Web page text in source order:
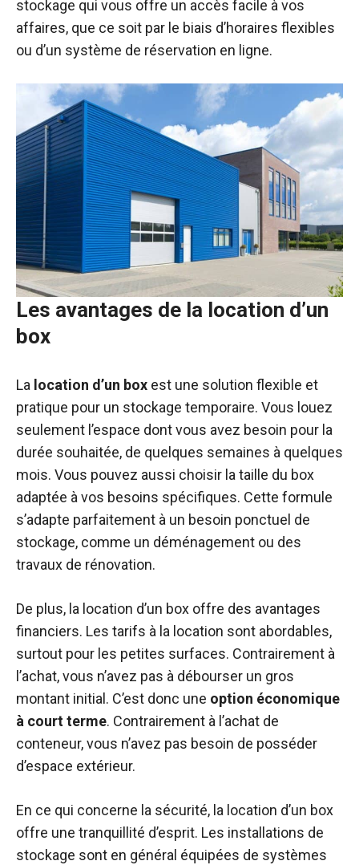
stockage qui vous offre un accès facile à vos
affaires, que ce soit par le biais d’horaires flexibles
ou d’un système de réservation en ligne.
Les avantages de la location d’un
box
La location d’un box est une solution flexible et
pratique pour un stockage temporaire. Vous louez
seulement l’espace dont vous avez besoin pour la
durée souhaitée, de quelques semaines à quelques
mois. Vous pouvez aussi choisir la taille du box
adaptée à vos besoins spécifiques. Cette formule
s’adapte parfaitement à un besoin ponctuel de
stockage, comme un déménagement ou des
travaux de rénovation.
De plus, la location d’un box offre des avantages
financiers. Les tarifs à la location sont abordables,
surtout pour les petites surfaces. Contrairement à
l’achat, vous n’avez pas à débourser un gros
montant initial. C’est donc une option économique
à court terme. Contrairement à l’achat de
conteneur, vous n’avez pas besoin de posséder
d’espace extérieur.
En ce qui concerne la sécurité, la location d’un box
offre une tranquillité d’esprit. Les installations de
stockage sont en général équipées de systèmes